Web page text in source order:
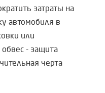
затраты на
автомобиля в
или
- защита
черта